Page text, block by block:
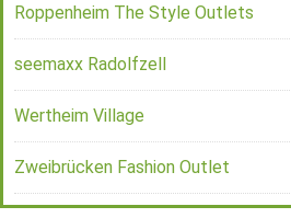
Roppenheim The Style Outlets
seemaxx Radolfzell
Wertheim Village
Zweibrücken Fashion Outlet